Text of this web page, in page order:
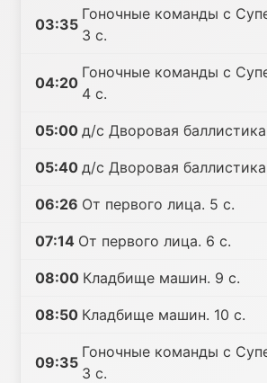
03:35
Гоночные команды с
3 с.
04:20
Гоночные команды с
4 с.
05:00 д/с Дворовая
05:40 д/с Дворовая
06:26 От первого лица. 5 с.
07:14 От первого лица. 6 с.
08:00 Кладбище машин. 9 с.
08:50 Кладбище машин. 10 с.
09:35
Гоночные команды с
3 с.